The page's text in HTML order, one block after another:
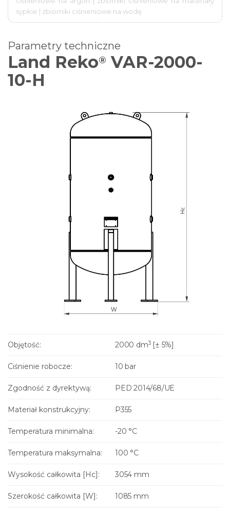
sypkie | zbiorniki ciśnieniowe na wodę
Parametry techniczne
Land Reko® VAR-2000-
10-H
Objętość: 2000 dm3[± 5%]
Ciśnienie robocze: 10 bar
Zgodność z dyrektywą: PED 2014/68/UE
Materiał konstrukcyjny: P355
Temperatura minimalna: -20 °C
Temperatura maksymalna: 100 °C
Wysokość całkowita [Hc]: 3054 mm
Szerokość całkowita [W]: 1085 mm